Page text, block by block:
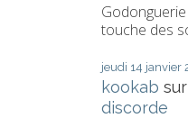
touche des
jeudi 14 janvier
kookab sur
discorde